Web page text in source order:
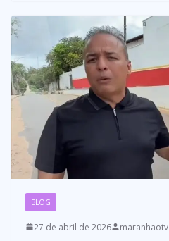
BLOG
27 de abril de 2026 maranhaotv